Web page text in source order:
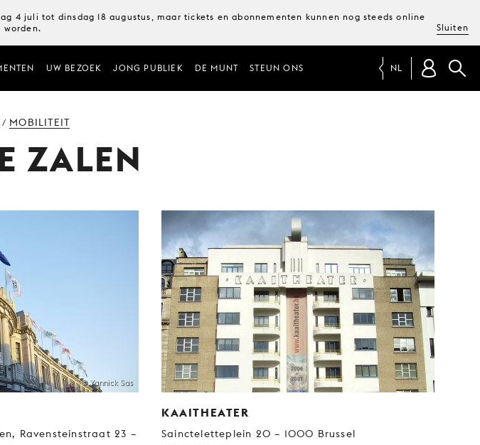
4 juli tot dinsdag 18 augustus, maar tickets en abonnementen kunnen nog steeds online
worden.
Sluiten
UW BEZOEK JONG PUBLIEK DE MUNT STEUN ONS NL
/ MOBILITEIT
ZALEN
© Yannick Sas
Ravensteinstraat 23 –
KAAITHEATER
Saincteletteplein 20 – 1000 Brussel